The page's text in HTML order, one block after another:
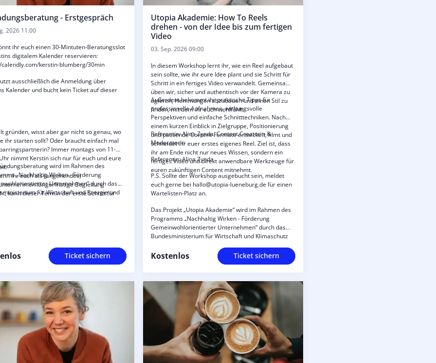
- Erstgespräch
2026 11:00
ihr euch einen 30-Mintuten-Beratungsslot
digitalem Kalender reservieren:
kerstin-blumberg/30min
ausschließlich die Anmeldung über
Kalender und bucht kein Ticket auf dieser
gründen, wisst aber gar nicht so genau, wo
ihr starten sollt? Oder braucht einfach mal
Immer montags von 11-
nimmt Kerstin sich nur für euch und eure
ihr euch als (angehendes)
längerfristige Begleitung
kann dieser Termin der erste Schritt für
wird im Rahmen des
„Nachhaltig Wirken - Förderung
Unternehmen“ durch das
für Wirtschaft und Energie und
Ticket sichern
Utopia Akademie: How To Reels
drehen - von der Idee bis zum fertigen
Video
03. Sep. 2026 09:00
In diesem Workshop lernt ihr, wie ein Reel aufgebaut
sein sollte, wie ihr eure Idee plant und sie Schritt für
Schritt in ein fertiges Video verwandelt. Gemeinsam
üben wir, sicher und authentisch vor der Kamera zu
agieren, Hemmungen abzubauen und einen Stil zu
finden, mit dem ihr euch wohlfühlt.
Außerdem bekommt ihr praktische Tipps für
professionelle Aufnahmen, wirkungsvolle
Perspektiven und einfache Schnitttechniken. Nach
einem kurzen Einblick in Zielgruppe, Positionierung
und passende Content-Formate entwickelt, filmt und
schneidet ihr euer erstes eigenes Reel. Ziel ist, dass
ihr am Ende nicht nur neues Wissen, sondern ein
fertiges Video und direkt anwendbare Werkzeuge für
euren zukünftigen Content mitnehmt.
Referentin: Alina Zynda, Content Creatorin &
Moderatorin
Referentin: Alina Zynda
P.S. Sollte der Workshop ausgebucht sein, meldet
euch gerne bei hallo@utopia-lueneburg.de für einen
Wartelisten-Platz an.
Das Projekt „Utopia Akademie“ wird im Rahmen des
Programms „Nachhaltig Wirken - Förderung
Gemeinwohlorientierter Unternehmen“ durch das
Bundesministerium für Wirtschaft und Klimaschutz
Sozialfonds Plus (ESF Plus) gefördert.
Kostenlos Ticket sichern